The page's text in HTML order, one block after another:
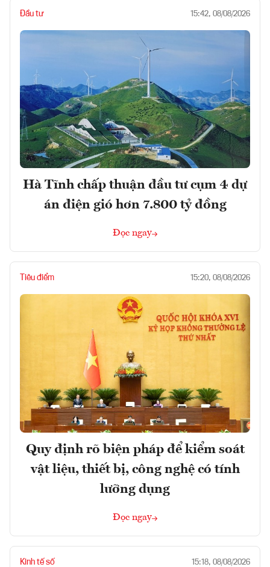
Đầu tư 15:42, 08/08/2026
Hà Tĩnh chấp thuận đầu tư cụm 4 dự
án điện gió hơn 7.800 tỷ đồng
Đọc ngay
Tiêu điểm 15:20, 08/08/2026
Quy định rõ biện pháp để kiểm soát
vật liệu, thiết bị, công nghệ có tính
lưỡng dụng
Đọc ngay
Kinh tế số 15:18, 08/08/2026